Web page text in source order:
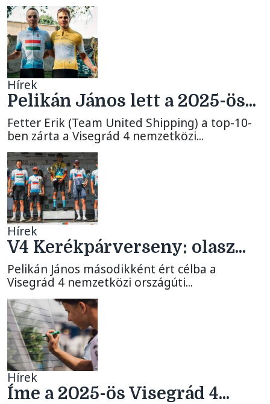
Hírek
Pelikán János lett a 2025-ös...
Fetter Erik (Team United Shipping) a top-10-
ben zárta a Visegrád 4 nemzetközi...
Hírek
V4 Kerékpárverseny: olasz...
Pelikán János másodikként ért célba a
Visegrád 4 nemzetközi országúti...
Hírek
Íme a 2025-ös Visegrád 4...